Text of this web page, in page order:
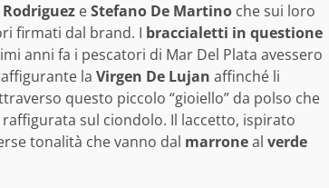
eStefano De Martino che sui loro
firmati dal brand. I braccialetti in questione
anni fa i pescatori di Mar Del Plata avessero
la Virgen De Lujan affinché li
questo piccolo “gioiello” da polso che
sul ciondolo. Il laccetto, ispirato
tonalità che vanno dal marroneal verde